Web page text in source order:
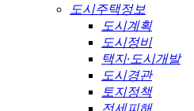
도시주택정보
도시계획
도시정비
택지·도시개발
도시경관
토지정책
전세피해